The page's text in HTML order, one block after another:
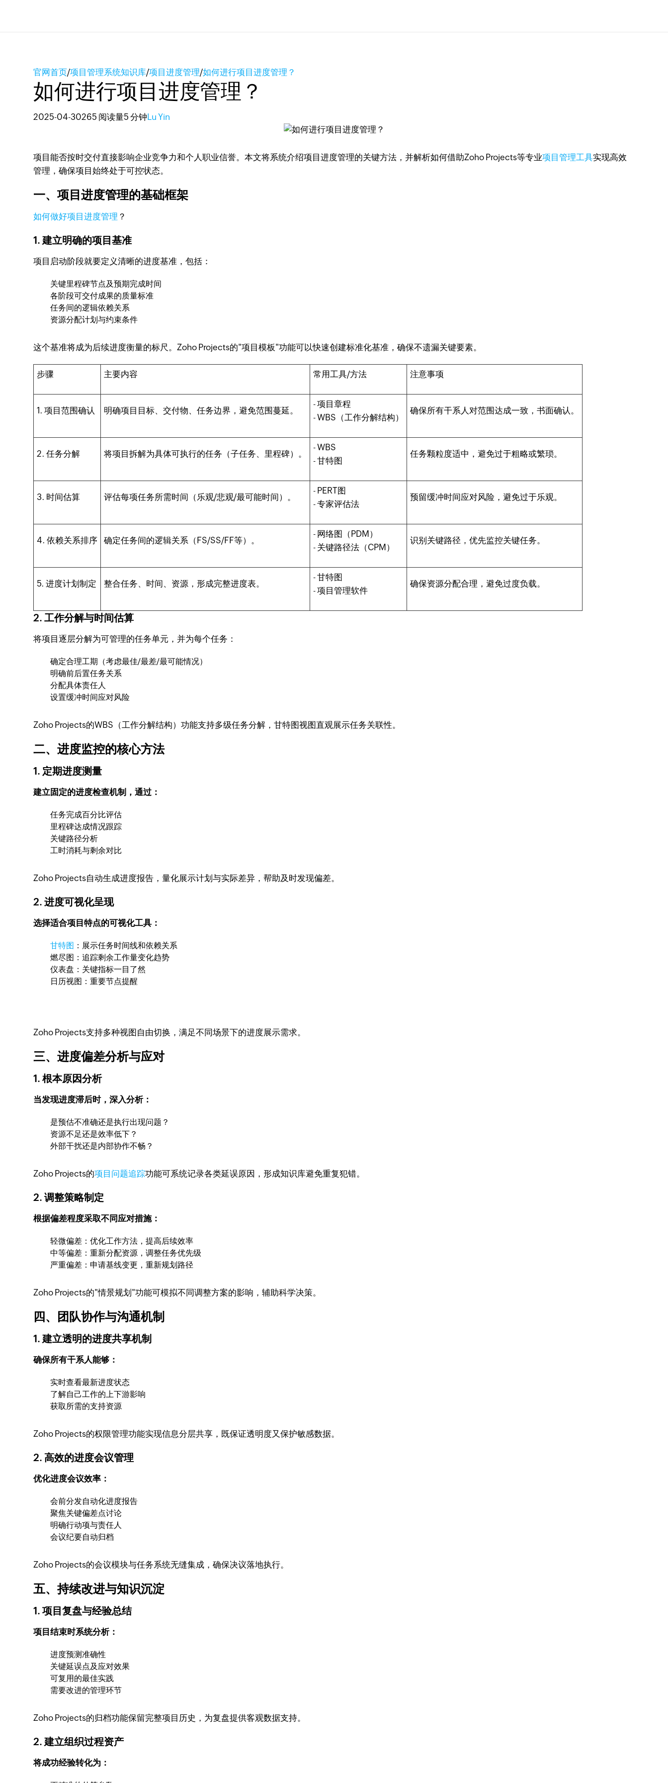
官网首页/项目管理系统知识库/项目进度管理/如何进行项目进度管理？
如何进行项目进度管理？
2025-04-30265 阅读量5 分钟 Lu Yin
项目能否按时交付直接影响企业竞争力和个人职业信誉。本文将系统介绍项目进度管理的关键方法，并解析如何借助Zoho Projects等专业项目管理工具实现高效
管理，确保项目始终处于可控状态。
一、项目进度管理的基础框架
如何做好项目进度管理 ？
1. 建立明确的项目基准
项目启动阶段就要定义清晰的进度基准，包括：
关键里程碑节点及预期完成时间
各阶段可交付成果的质量标准
任务间的逻辑依赖关系
资源分配计划与约束条件
这个基准将成为后续进度衡量的标尺。Zoho Projects的"项目模板"功能可以快速创建标准化基准，确保不遗漏关键要素。
步骤 主要内容 常用工具/方法 注意事项
1. 项目范围确认 明确项目目标、交付物、任务边界，避免范围蔓延。
- 项目章程
- WBS（工作分解结构）
确保所有干系人对范围达成一致，书面确认。
2. 任务分解 将项目拆解为具体可执行的任务（子任务、里程碑）。
- WBS
- 甘特图
任务颗粒度适中，避免过于粗略或繁琐。
3. 时间估算 评估每项任务所需时间（乐观/悲观/最可能时间）。
- PERT图
- 专家评估法
预留缓冲时间应对风险，避免过于乐观。
4. 依赖关系排序 确定任务间的逻辑关系（FS/SS/FF等）。
- 网络图（PDM）
- 关键路径法（CPM）
识别关键路径，优先监控关键任务。
5. 进度计划制定 整合任务、时间、资源，形成完整进度表。
- 甘特图
- 项目管理软件
确保资源分配合理，避免过度负载。
2. 工作分解与时间估算
将项目逐层分解为可管理的任务单元，并为每个任务：
确定合理工期（考虑最佳/最差/最可能情况）
明确前后置任务关系
分配具体责任人
设置缓冲时间应对风险
Zoho Projects的WBS（工作分解结构）功能支持多级任务分解，甘特图视图直观展示任务关联性。
二、进度监控的核心方法
1. 定期进度测量
建立固定的进度检查机制，通过：
任务完成百分比评估
里程碑达成情况跟踪
关键路径分析
工时消耗与剩余对比
Zoho Projects自动生成进度报告，量化展示计划与实际差异，帮助及时发现偏差。
2. 进度可视化呈现
选择适合项目特点的可视化工具：
甘特图 ：展示任务时间线和依赖关系
燃尽图：追踪剩余工作量变化趋势
仪表盘：关键指标一目了然
日历视图：重要节点提醒
Zoho Projects支持多种视图自由切换，满足不同场景下的进度展示需求。
三、进度偏差分析与应对
1. 根本原因分析
当发现进度滞后时，深入分析：
是预估不准确还是执行出现问题？
资源不足还是效率低下？
外部干扰还是内部协作不畅？
Zoho Projects的项目问题追踪功能可系统记录各类延误原因，形成知识库避免重复犯错。
2. 调整策略制定
根据偏差程度采取不同应对措施：
轻微偏差：优化工作方法，提高后续效率
中等偏差：重新分配资源，调整任务优先级
严重偏差：申请基线变更，重新规划路径
Zoho Projects的"情景规划"功能可模拟不同调整方案的影响，辅助科学决策。
四、团队协作与沟通机制
1. 建立透明的进度共享机制
确保所有干系人能够：
实时查看最新进度状态
了解自己工作的上下游影响
获取所需的支持资源
Zoho Projects的权限管理功能实现信息分层共享，既保证透明度又保护敏感数据。
2. 高效的进度会议管理
优化进度会议效率：
会前分发自动化进度报告
聚焦关键偏差点讨论
明确行动项与责任人
会议纪要自动归档
Zoho Projects的会议模块与任务系统无缝集成，确保决议落地执行。
五、持续改进与知识沉淀
1. 项目复盘与经验总结
项目结束时系统分析：
进度预测准确性
关键延误点及应对效果
可复用的最佳实践
需要改进的管理环节
Zoho Projects的归档功能保留完整项目历史，为复盘提供客观数据支持。
2. 建立组织过程资产
将成功经验转化为：